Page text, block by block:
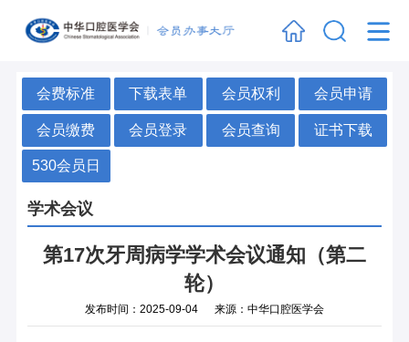
会费标准 下载表单 会员权利 会员申请
会员缴费 会员登录 会员查询 证书下载
530会员日
学术会议
第17次牙周病学学术会议通知（第二
轮）
发布时间：2025-09-04 来源：中华口腔医学会